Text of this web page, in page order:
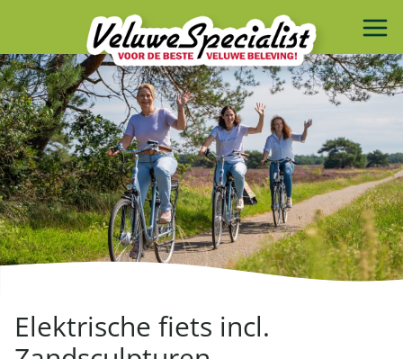
Elektrische fiets incl.